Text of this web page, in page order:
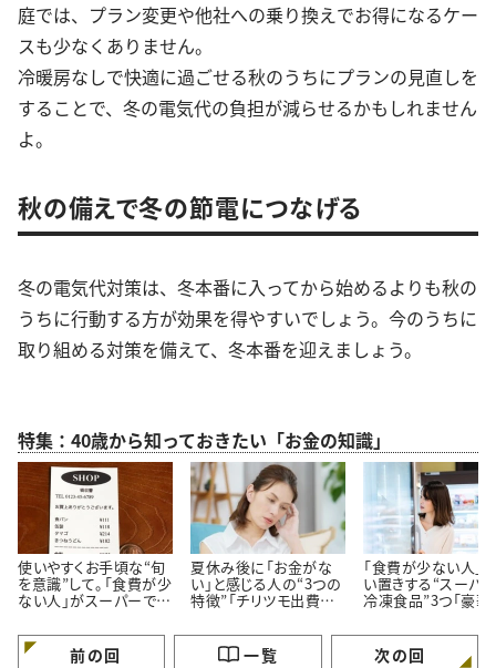
庭では、プラン変更や他社への乗り換えでお得になるケー
スも少なくありません。
冷暖房なしで快適に過ごせる秋のうちにプランの見直しを
することで、冬の電気代の負担が減らせるかもしれません
よ。
秋の備えで冬の節電につなげる
冬の電気代対策は、冬本番に入ってから始めるよりも秋の
うちに行動する方が効果を得やすいでしょう。今のうちに
取り組める対策を備えて、冬本番を迎えましょう。
特集：40歳から知っておきたい「お金の知識」
使いやすくお手頃な“旬
を意識”して。「食費が少
ない人」がスーパーでよ
夏休み後に「お金がな
い」と感じる人の“3つの
特徴”「チリツモ出費に
「食費が少ない人」
い置きする“スーパ
冷凍食品”3つ「豪華
る」
前の回 一覧 次の回